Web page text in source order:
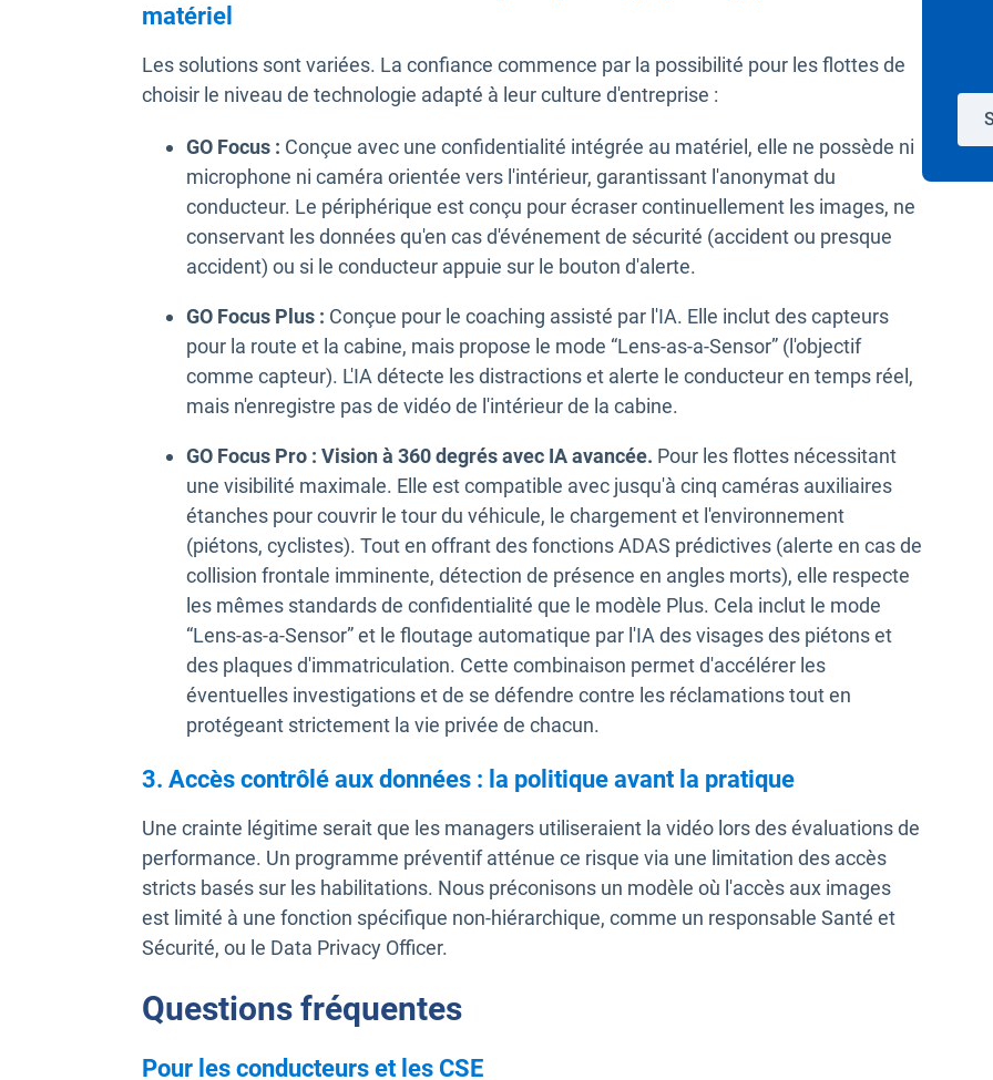
matériel
Les solutions sont variées. La confiance commence par la possibilité pour les flottes de
choisir le niveau de technologie adapté à leur culture d'entreprise :
GO Focus : Conçue avec une confidentialité intégrée au matériel, elle ne possède ni
microphone ni caméra orientée vers l'intérieur, garantissant l'anonymat du
conducteur. Le périphérique est conçu pour écraser continuellement les images, ne
conservant les données qu'en cas d'événement de sécurité (accident ou presque
accident) ou si le conducteur appuie sur le bouton d'alerte.
GO Focus Plus : Conçue pour le coaching assisté par l'IA. Elle inclut des capteurs
pour la route et la cabine, mais propose le mode “Lens-as-a-Sensor” (l'objectif
comme capteur). L'IA détecte les distractions et alerte le conducteur en temps réel,
mais n'enregistre pas de vidéo de l'intérieur de la cabine.
GO Focus Pro : Vision à 360 degrés avec IA avancée. Pour les flottes nécessitant
une visibilité maximale. Elle est compatible avec jusqu'à cinq caméras auxiliaires
étanches pour couvrir le tour du véhicule, le chargement et l'environnement
(piétons, cyclistes). Tout en offrant des fonctions ADAS prédictives (alerte en cas de
collision frontale imminente, détection de présence en angles morts), elle respecte
les mêmes standards de confidentialité que le modèle Plus. Cela inclut le mode
“Lens-as-a-Sensor” et le floutage automatique par l'IA des visages des piétons et
des plaques d'immatriculation. Cette combinaison permet d'accélérer les
éventuelles investigations et de se défendre contre les réclamations tout en
protégeant strictement la vie privée de chacun.
3. Accès contrôlé aux données : la politique avant la pratique
Une crainte légitime serait que les managers utiliseraient la vidéo lors des évaluations de
performance. Un programme préventif atténue ce risque via une limitation des accès
stricts basés sur les habilitations. Nous préconisons un modèle où l'accès aux images
est limité à une fonction spécifique non-hiérarchique, comme un responsable Santé et
Sécurité, ou le Data Privacy Officer.
Questions fréquentes
Pour les conducteurs et les CSE